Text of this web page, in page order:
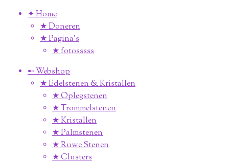
✦ Home
★ Doneren
★ Pagina’s
★ fotosssss
➸ Webshop
★ Edelstenen & Kristallen
★ Oplegstenen
★ Trommelstenen
★ Kristallen
★ Palmstenen
★ Ruwe Stenen
★ Clusters